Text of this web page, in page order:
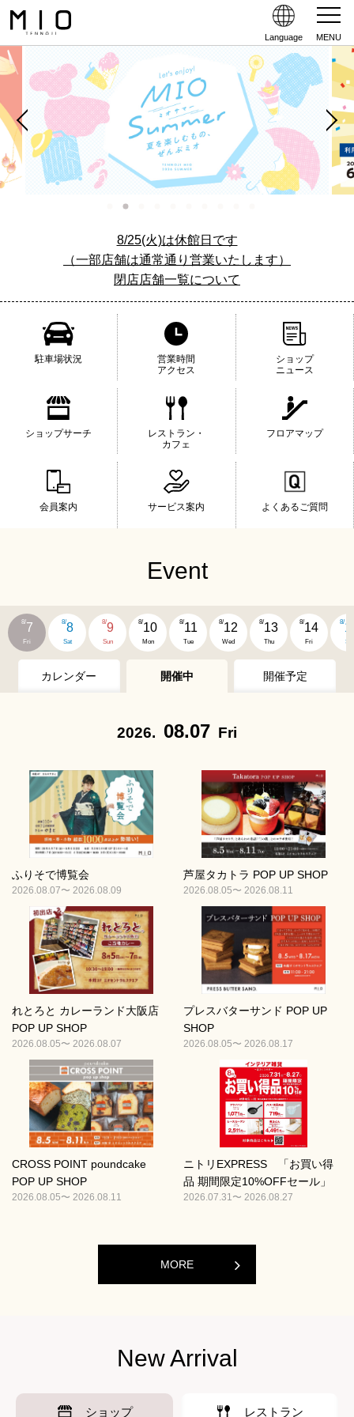
Language MENU
8/25(火)は休館日です
（一部店舗は通常通り営業いたします）
閉店店舗一覧について
駐車場状況
営業時間
アクセス
ショップ
ニュース
ショップサーチ
レストラン・
カフェ
フロアマップ
会員案内 サービス案内 よくあるご質問
Event
8/7
Fri
8/8
Sat
8/9
Sun
8/10
Mon
8/11
Tue
8/12
Wed
8/13
Thu
8/14
Fri
8/
Sat
カレンダー 開催中 開催予定
2026. 08.07 Fri
ふりそで博覧会
2026.08.07〜 2026.08.09
芦屋タカトラ POP UP SHOP
2026.08.05〜 2026.08.11
れとろと カレーランド大阪店
POP UP SHOP
2026.08.05〜 2026.08.07
プレスバターサンド POP UP
SHOP
2026.08.05〜 2026.08.17
CROSS POINT poundcake
POP UP SHOP
2026.08.05〜 2026.08.11
ニトリEXPRESS 「お買い得
品 期間限定10%OFFセール」
2026.07.31〜 2026.08.27
MORE
New Arrival
ショップ レストラン